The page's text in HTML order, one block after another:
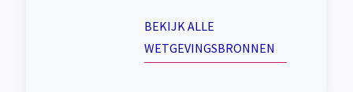
BEKIJK ALLE
WETGEVINGSBRONNEN